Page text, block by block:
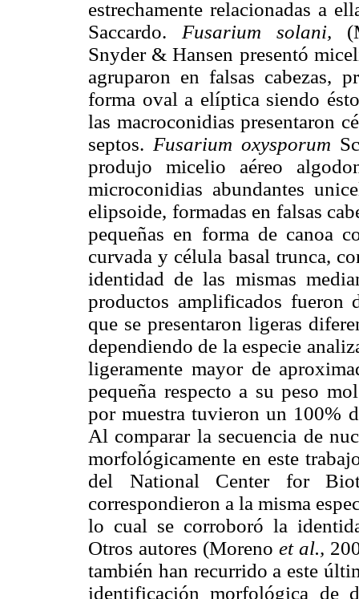
estrechamente relacionadas a
Saccardo. Fusarium solani,
Snyder & Hansen presentó
agruparon en falsas cabezas,
forma oval a elíptica siendo
las macroconidias presentaron
septos. Fusarium oxysporum
produjo micelio aéreo
microconidias abundantes
elipsoide, formadas en falsas
pequeñas en forma de canoa
curvada y célula basal trunca,
identidad de las mismas
productos amplificados fueron
que se presentaron ligeras
dependiendo de la especie
ligeramente mayor de
pequeña respecto a su peso
por muestra tuvieron un 100%
Al comparar la secuencia de
morfológicamente en este
del National Center for
correspondieron a la misma
lo cual se corroboró la
Otros autores (Moreno et al.,
también han recurrido a este
identificación morfológica de